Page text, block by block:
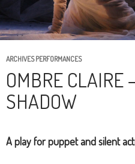
ARCHIVES PERFORMANCES
OMBRE CLAIRE
SHADOW
A play for puppet and silent